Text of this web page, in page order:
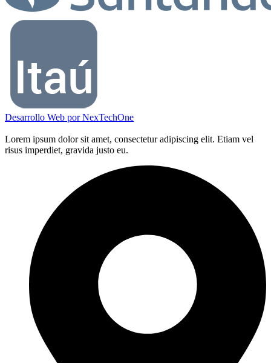
Desarrollo Web porNexTechOne
Lorem ipsum dolor sit amet, consectetur adipiscing elit. Etiam vel
risus imperdiet, gravida justo eu.